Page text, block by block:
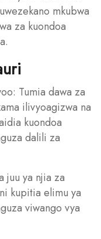
mkubwa
za kuondoa
Tumia dawa za
ilivyoagizwa na
kuondoa
dalili za
juu ya njia za
kupitia elimu ya
viwango vya